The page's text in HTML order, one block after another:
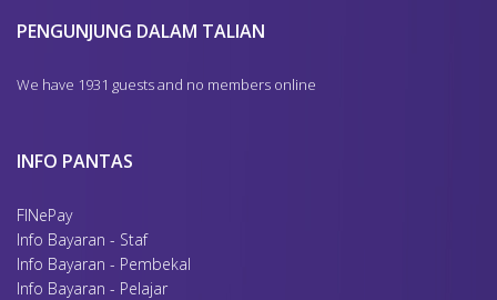
PENGUNJUNG DALAM TALIAN
We have 1931 guests and no members online
INFO PANTAS
FINePay
Info Bayaran - Staf
Info Bayaran - Pembekal
Info Bayaran - Pelajar